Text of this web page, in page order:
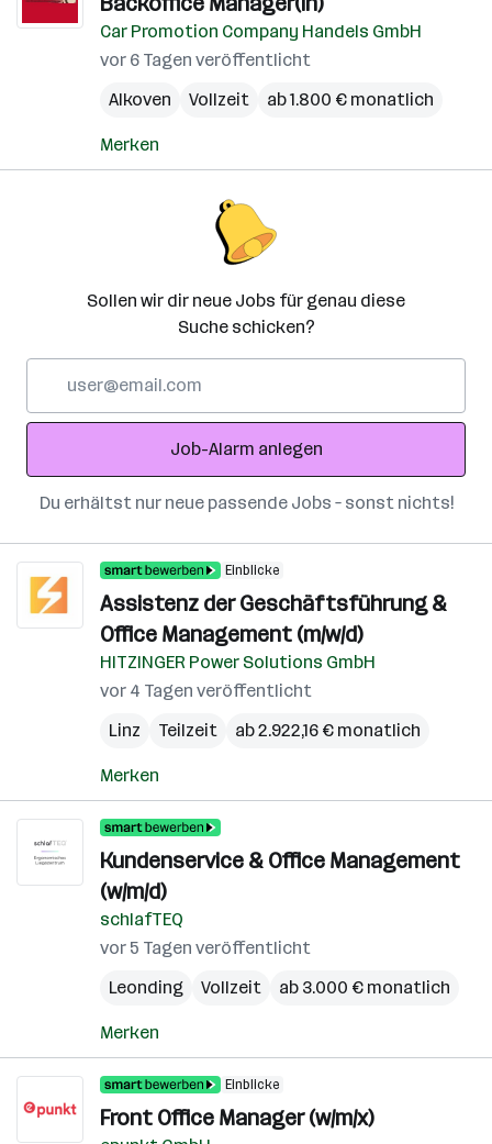
Car Promotion Company Handels GmbH
vor 6 Tagen veröffentlicht
Alkoven
Vollzeit ab 1.800 € monatlich
Merken
Sollen wir dir neue Jobs für genau diese
Suche schicken?
Adresse
Job-Alarm anlegen
Du erhältst nur neue passende Jobs – sonst nichts!
Einblicke
Assistenz der Geschäftsführung &
Office Management (m/w/d)
HITZINGER Power Solutions GmbH
vor 4 Tagen veröffentlicht
Linz
Teilzeit ab 2.922,16 € monatlich
Merken
Kundenservice & Office Management
(w/m/d)
schlafTEQ
vor 5 Tagen veröffentlicht
Leonding
Vollzeit ab 3.000 € monatlich
Merken
Einblicke
Front Office Manager (w/m/x)